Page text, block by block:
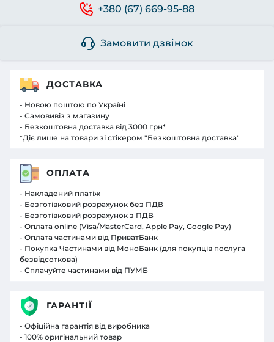
+380 (67) 669-95-88
Замовити дзвінок
ДОСТАВКА
- Новою поштою по Україні
- Самовивіз з магазину
- Безкоштовна доставка від 3000 грн*
*Діє лише на товари зі стікером "Безкоштовна доставка"
ОПЛАТА
- Накладений платіж
- Безготівковий розрахунок без ПДВ
- Безготівковий розрахунок з ПДВ
- Оплата online (Visa/MasterCard, Apple Pay, Google Pay)
- Оплата частинами від ПриватБанк
- Покупка Частинами від МоноБанк (для покупців послуга
безвідсоткова)
- Сплачуйте частинами від ПУМБ
ГАРАНТІЇ
- Офіційна гарантія від виробника
- 100% оригінальний товар